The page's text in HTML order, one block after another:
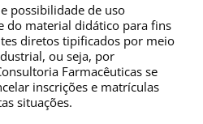
possibilidade de uso
do material didático para fins
diretos tipificados por meio
ou seja, por
Farmacêuticas se
inscrições e matrículas
situações.